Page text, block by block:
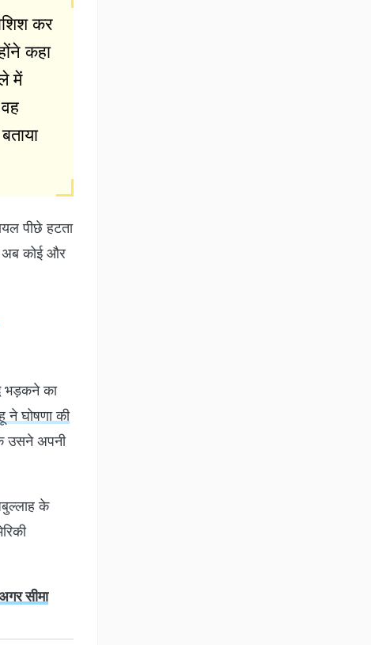
कर
कहा
में
पीछे हटता
अब कोई और
भड़कने का
ने घोषणा की
उसने अपनी
के
सीमा